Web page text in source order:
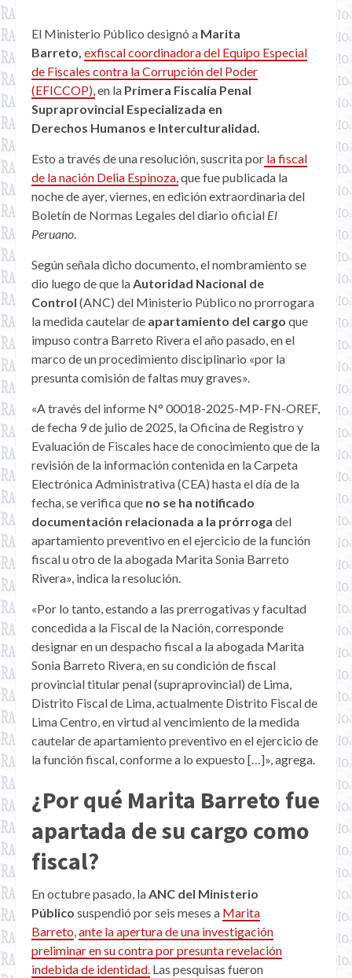
El Ministerio Público designó a Marita
Barreto, exfiscal coordinadora del Equipo Especial
de Fiscales contra la Corrupción del Poder
(EFICCOP),en la Primera Fiscalía Penal
Supraprovincial Especializada en
Derechos Humanos e Interculturalidad.
Esto a través de una resolución, suscrita por la fiscal
de la nación Delia Espinoza,que fue publicada la
noche de ayer, viernes, en edición extraordinaria del
Boletín de Normas Legales del diario oficial El
Peruano.
Según señala dicho documento, el nombramiento se
dio luego de que laAutoridad Nacional de
Control (ANC) del Ministerio Público no prorrogara
la medida cautelar de apartamiento del cargo que
impuso contra Barreto Rivera el año pasado, en el
marco de un procedimiento disciplinario «por la
presunta comisión de faltas muy graves».
«A través del informe N° 00018-2025-MP-FN-OREF,
de fecha 9 de julio de 2025, la Oficina de Registro y
Evaluación de Fiscales hace de conocimiento que de la
revisión de la información contenida en la Carpeta
Electrónica Administrativa (CEA) hasta el día de la
fecha, se verifica que no se ha notificado
documentación relacionada a la prórroga del
apartamiento preventivo en el ejercicio de la función
fiscal u otro de la abogada Marita Sonia Barreto
Rivera», indica la resolución.
«Por lo tanto, estando a las prerrogativas y facultad
concedida a la Fiscal de la Nación, corresponde
designar en un despacho fiscal a la abogada Marita
Sonia Barreto Rivera, en su condición de fiscal
provincial titular penal (supraprovincial) de Lima,
Distrito Fiscal de Lima, actualmente Distrito Fiscal de
Lima Centro, en virtud al vencimiento de la medida
cautelar de apartamiento preventivo en el ejercicio de
la función fiscal, conforme a lo expuesto […]», agrega.
¿Por qué Marita Barreto fue
apartada de su cargo como
fiscal?
En octubre pasado, laANC del Ministerio
Público suspendió por seis meses a Marita
Barreto,ante la apertura de una investigación
preliminar en su contra por presunta revelación
indebida de identidad. Las pesquisas fueron